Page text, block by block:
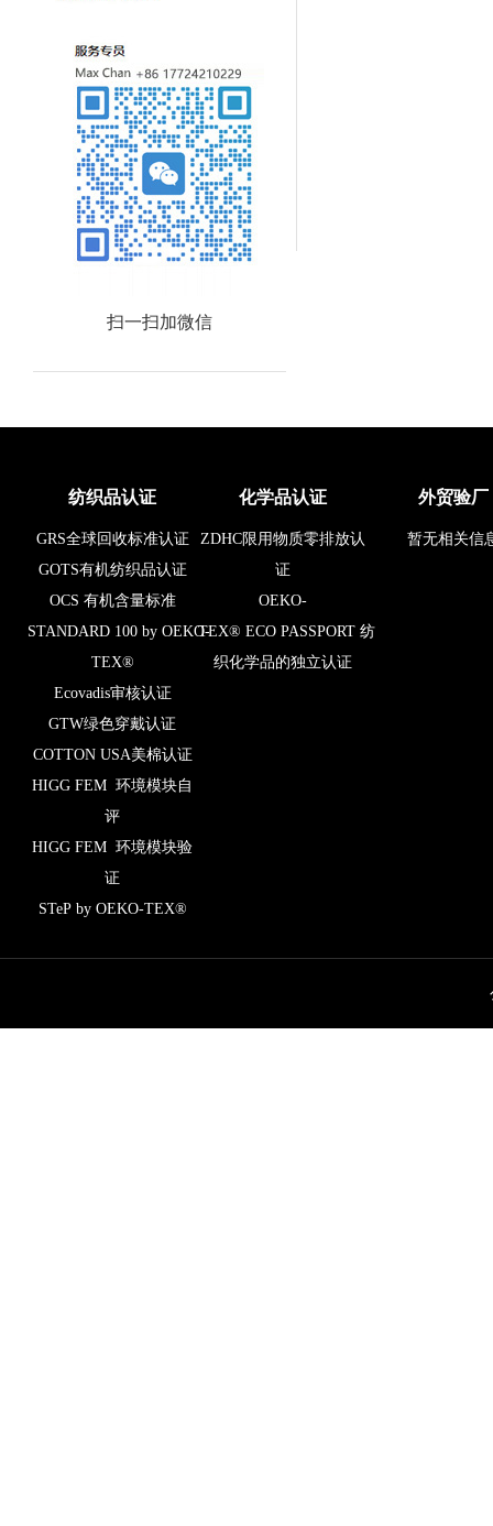
扫一扫加微信
纺织品认证
GRS全球回收标准认证
GOTS有机纺织品认证
OCS 有机含量标准
STANDARD 100 by OEKO-
TEX®
Ecovadis审核认证
GTW绿色穿戴认证
COTTON USA美棉认证
HIGG FEM 环境模块自
评
HIGG FEM 环境模块验
证
STeP by OEKO-TEX®
化学品认证
ZDHC限用物质零排放认
证
OEKO-
TEX® ECO PASSPORT 纺
织化学品的独立认证
外贸验厂
暂无相关信